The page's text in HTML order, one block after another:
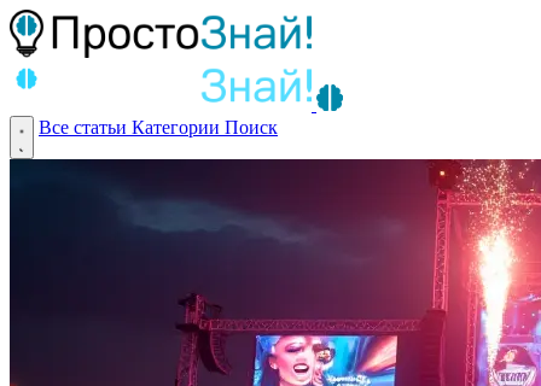
Все статьи Категории Поиск